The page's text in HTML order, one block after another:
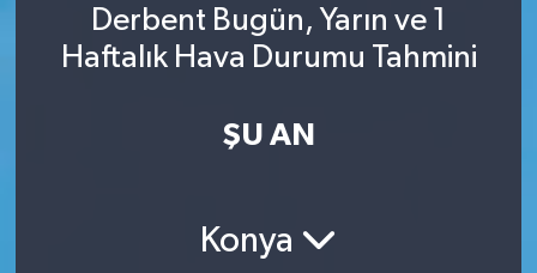
Derbent Bugün, Yarın ve 1
Haftalık Hava Durumu Tahmini
ŞU AN
Konya
Süper Lig Puan Durumu ve Fikstür